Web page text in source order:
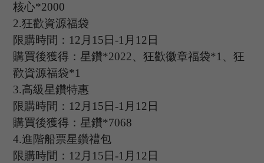
核心*2000
2.狂歡資源福袋
限購時間： 12 月 15 日-1 月 12 日
購買後獲得：星鑽*2022、狂歡徽章福袋*1 、狂
歡資源福袋*1
3.高級星鑽特惠
限購時間： 12 月 15 日-1 月 12 日
購買後獲得：星鑽*7068
4.進階船票星鑽禮包
限購時間： 12 月 15 日-1 月 12 日